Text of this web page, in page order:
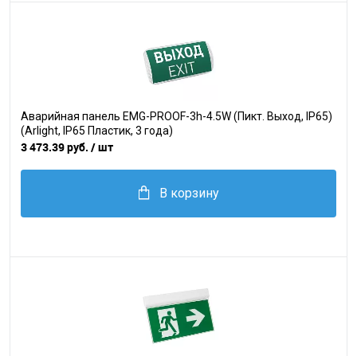
Аварийная панель EMG-PROOF-3h-4.5W (Пикт. Выход, IP65)
(Arlight, IP65 Пластик, 3 года)
3 473.39 руб. / шт
В корзину